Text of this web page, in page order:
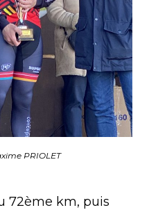
PRIOLET
72ème km, puis